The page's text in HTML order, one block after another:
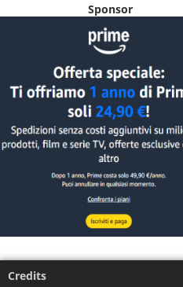
Sponsor
Credits